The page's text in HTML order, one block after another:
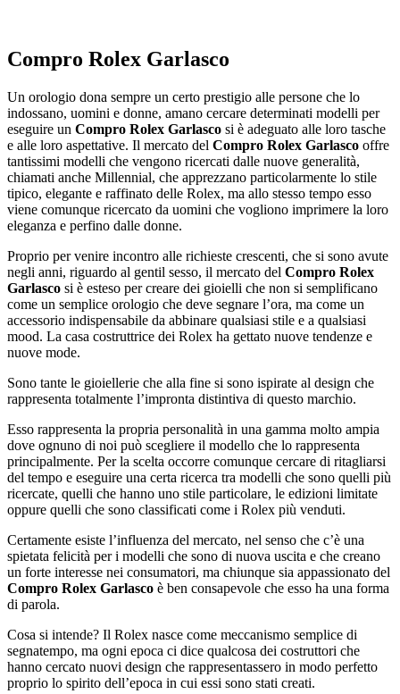
Compro Rolex Garlasco
Un orologio dona sempre un certo prestigio alle persone che lo
indossano, uomini e donne, amano cercare determinati modelli per
eseguire un Compro Rolex Garlasco si è adeguato alle loro tasche
e alle loro aspettative. Il mercato del Compro Rolex Garlasco offre
tantissimi modelli che vengono ricercati dalle nuove generalità,
chiamati anche Millennial, che apprezzano particolarmente lo stile
tipico, elegante e raffinato delle Rolex, ma allo stesso tempo esso
viene comunque ricercato da uomini che vogliono imprimere la loro
eleganza e perfino dalle donne.
Proprio per venire incontro alle richieste crescenti, che si sono avute
negli anni, riguardo al gentil sesso, il mercato del Compro Rolex
Garlasco si è esteso per creare dei gioielli che non si semplificano
come un semplice orologio che deve segnare l’ora, ma come un
accessorio indispensabile da abbinare qualsiasi stile e a qualsiasi
mood. La casa costruttrice dei Rolex ha gettato nuove tendenze e
nuove mode.
Sono tante le gioiellerie che alla fine si sono ispirate al design che
rappresenta totalmente l’impronta distintiva di questo marchio.
Esso rappresenta la propria personalità in una gamma molto ampia
dove ognuno di noi può scegliere il modello che lo rappresenta
principalmente. Per la scelta occorre comunque cercare di ritagliarsi
del tempo e eseguire una certa ricerca tra modelli che sono quelli più
ricercate, quelli che hanno uno stile particolare, le edizioni limitate
oppure quelli che sono classificati come i Rolex più venduti.
Certamente esiste l’influenza del mercato, nel senso che c’è una
spietata felicità per i modelli che sono di nuova uscita e che creano
un forte interesse nei consumatori, ma chiunque sia appassionato del
Compro Rolex Garlasco è ben consapevole che esso ha una forma
di parola.
Cosa si intende? Il Rolex nasce come meccanismo semplice di
segnatempo, ma ogni epoca ci dice qualcosa dei costruttori che
hanno cercato nuovi design che rappresentassero in modo perfetto
proprio lo spirito dell’epoca in cui essi sono stati creati.